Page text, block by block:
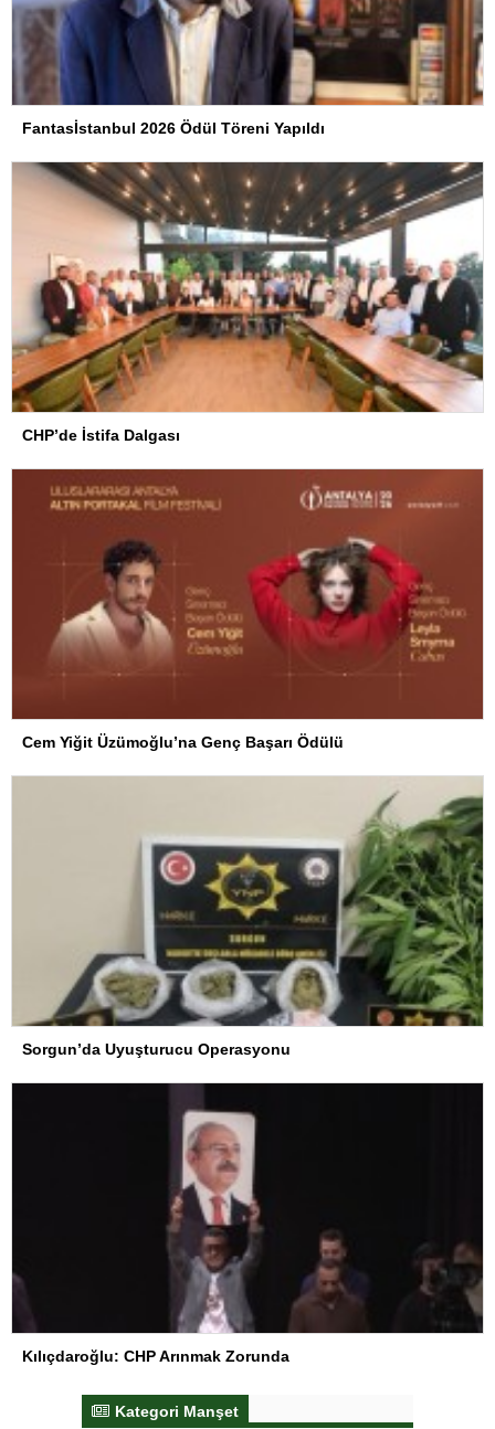
Fantasİstanbul 2026 Ödül Töreni Yapıldı
CHP’de İstifa Dalgası
Cem Yiğit Üzümoğlu’na Genç Başarı Ödülü
Sorgun’da Uyuşturucu Operasyonu
Kılıçdaroğlu: CHP Arınmak Zorunda
Kategori Manşet